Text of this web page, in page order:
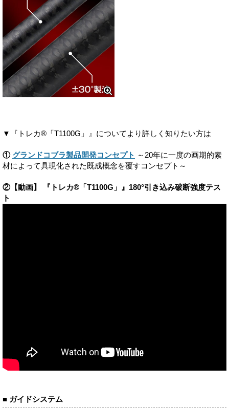
▼『トレカ®「T1100G」』についてより詳しく知りたい方は
① グランドコブラ製品開発コンセプト
～20年に一度の画期的素
材によって具現化された既成概念を覆すコンセプト～
②【動画】 『トレカ®「T1100G」』180°引き込み破断強度テス
ト
■ ガイドシステム